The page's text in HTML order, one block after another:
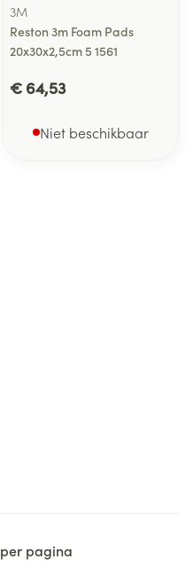
3M
Reston 3m Foam Pads
20x30x2,5cm 5 1561
€ 64,53
Niet beschikbaar
per pagina